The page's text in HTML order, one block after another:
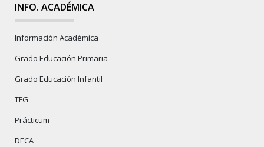
INFO. ACADÉMICA
Información Académica
Grado Educación Primaria
Grado Educación Infantil
TFG
Prácticum
DECA